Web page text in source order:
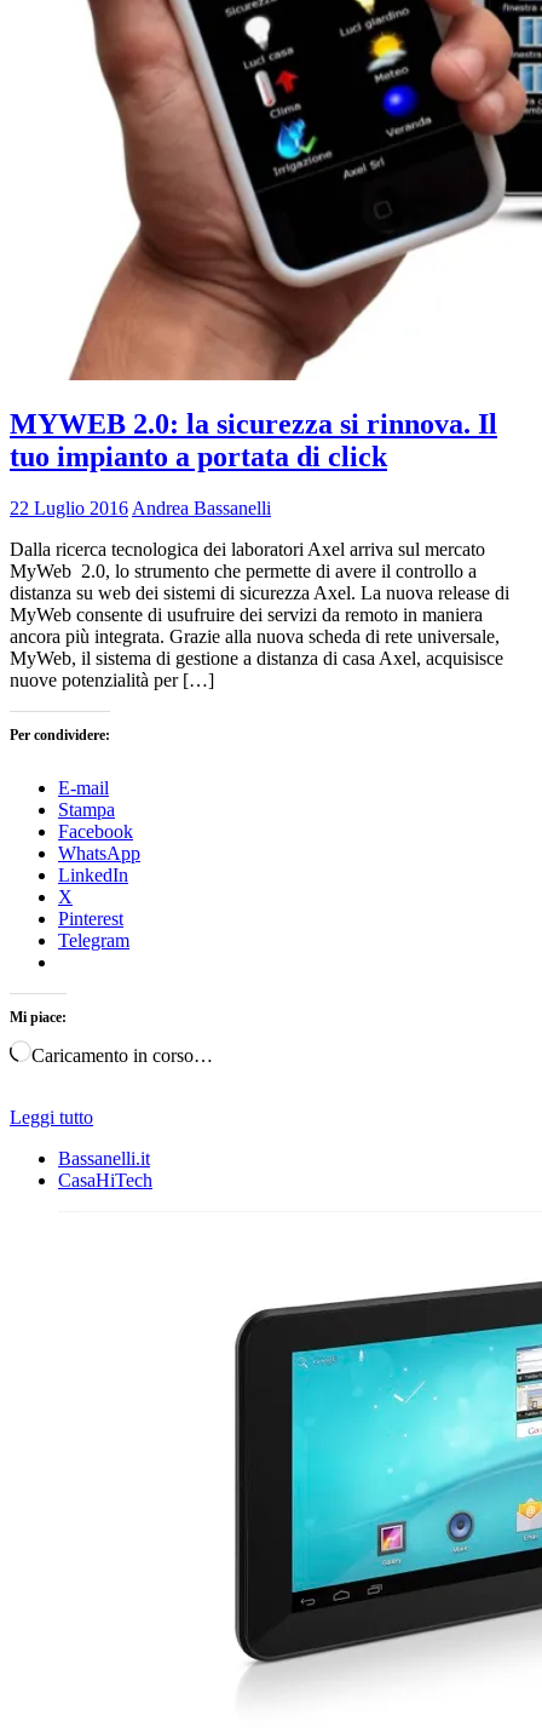
MYWEB 2.0: la sicurezza si rinnova. Il
tuo impianto a portata di click
22 Luglio 2016 Andrea Bassanelli
Dalla ricerca tecnologica dei laboratori Axel arriva sul mercato
MyWeb 2.0, lo strumento che permette di avere il controllo a
distanza su web dei sistemi di sicurezza Axel. La nuova release di
MyWeb consente di usufruire dei servizi da remoto in maniera
ancora più integrata. Grazie alla nuova scheda di rete universale,
MyWeb, il sistema di gestione a distanza di casa Axel, acquisisce
nuove potenzialità per […]
Per condividere:
E-mail
Stampa
Facebook
WhatsApp
LinkedIn
X
Pinterest
Telegram
Mi piace:
Caricamento in corso…
Leggi tutto
Bassanelli.it
CasaHiTech